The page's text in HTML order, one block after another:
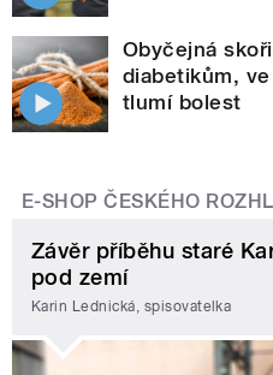
Obyčejná
diabetikům,
tlumí bolest
E-SHOP ČESKÉHO
Závěr příběhu staré
pod zemí
Karin Lednická, spisovatelka